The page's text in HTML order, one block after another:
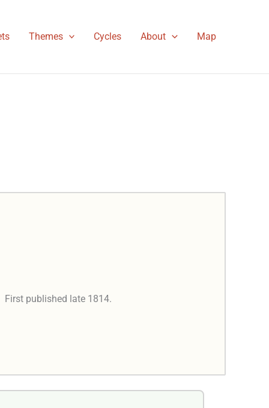
Themes Cycles About Map
First published late 1814.